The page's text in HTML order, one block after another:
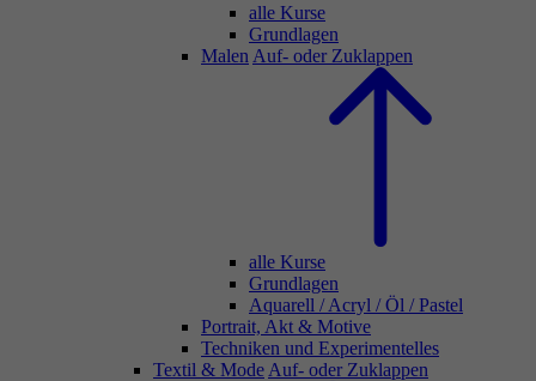
alle Kurse
Grundlagen
Malen Auf- oder Zuklappen
alle Kurse
Grundlagen
Aquarell / Acryl / Öl / Pastel
Portrait, Akt & Motive
Techniken und Experimentelles
Textil & Mode Auf- oder Zuklappen